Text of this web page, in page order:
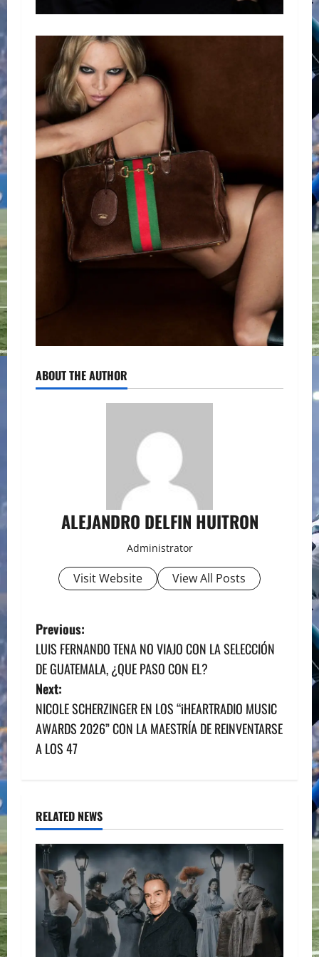
ABOUT THE AUTHOR
ALEJANDRO DELFIN HUITRON
Administrator
Visit Website View All Posts
P
o
s
t
n
v
i
g
a
t
Previous:
LUIS FERNANDO TENA NO VIAJO CON LA SELECCIÓN
DE GUATEMALA, ¿QUE PASO CON EL?
Next:
NICOLE SCHERZINGER EN LOS “iHEARTRADIO MUSIC
AWARDS 2026” CON LA MAESTRÍA DE REINVENTARSE
A LOS 47
RELATED NEWS